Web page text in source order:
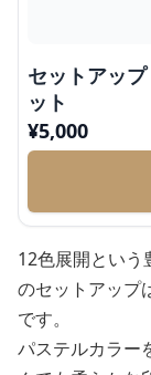
セットアッ
ット
¥5,000
12色展開という
のセットアップ
です。
パステルカラー